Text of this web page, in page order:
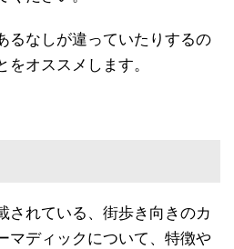
るなしが違っていたりするの
オススメします。
されている、街歩き向きのカ
マディックについて、特徴や